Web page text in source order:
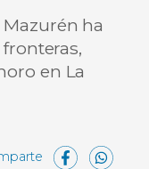
ha
en La